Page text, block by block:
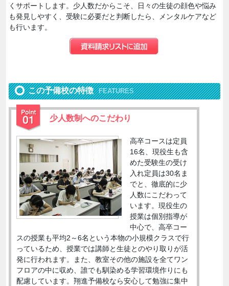
くサポートします。少人数だからこそ、日々の生徒の顔色や悩み
も発見しやすく、受験に必要だと判断したら、メンタルケアなど
も行います。
この予備校の特徴 FEATURES
少人数制へのこだわり
高卒コースは定員
16名、現役生も含
めた受験生の受け
入れ定員は30名ま
でと、徹底的に少
人数にこだわって
います。現役生の
授業は個別指導が
中心で、高卒コー
スの授業も平均2～6名という本物の小規模クラスで行
っているため、授業では講師と生徒とのやり取りが活
発に行われます。また、教室その他の施設を全てワン
フロアの中に収め、誰でも馴染める学習環境作りにも
配慮しています。翔進予備校なら安心して勉強に集中